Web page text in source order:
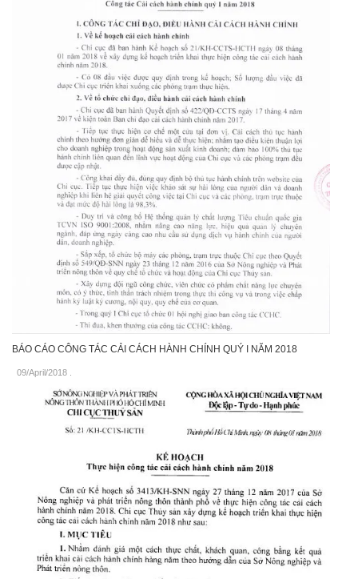
BÁO CÁO CÔNG TÁC CẢI CÁCH HÀNH CHÍNH QUÝ I NĂM 2018
09/April/2018